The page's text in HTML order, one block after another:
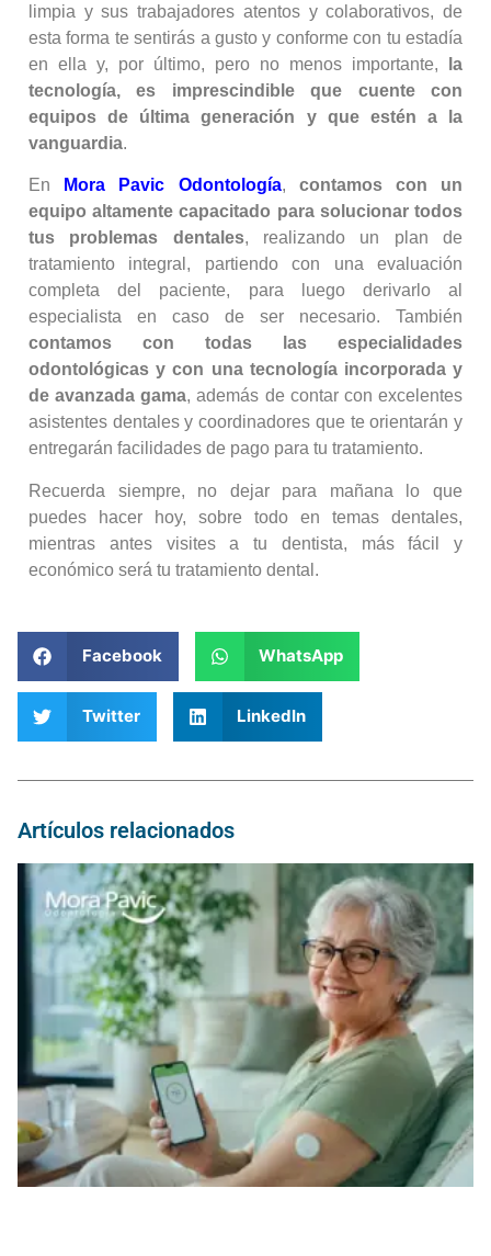
limpia y sus trabajadores atentos y colaborativos, de
esta forma te sentirás a gusto y conforme con tu estadía
en ella y, por último, pero no menos importante, la
tecnología, es imprescindible que cuente con
equipos de última generación y que estén a la
vanguardia.
En Mora Pavic Odontología, contamos con un
equipo altamente capacitado para solucionar todos
tus problemas dentales, realizando un plan de
tratamiento integral, partiendo con una evaluación
completa del paciente, para luego derivarlo al
especialista en caso de ser necesario. También
contamos con todas las especialidades
odontológicas y con una tecnología incorporada y
de avanzada gama, además de contar con excelentes
asistentes dentales y coordinadores que te orientarán y
entregarán facilidades de pago para tu tratamiento.
Recuerda siempre, no dejar para mañana lo que
puedes hacer hoy, sobre todo en temas dentales,
mientras antes visites a tu dentista, más fácil y
económico será tu tratamiento dental.
Facebook WhatsApp
Twitter LinkedIn
Artículos relacionados